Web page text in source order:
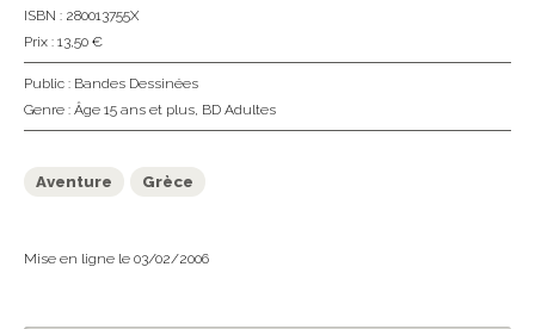
ISBN : 280013755X
Prix : 13,50 €
Public : Bandes Dessinées
Genre : Âge 15 ans et plus, BD Adultes
Aventure Grèce
Mise en ligne le 03/02/2006